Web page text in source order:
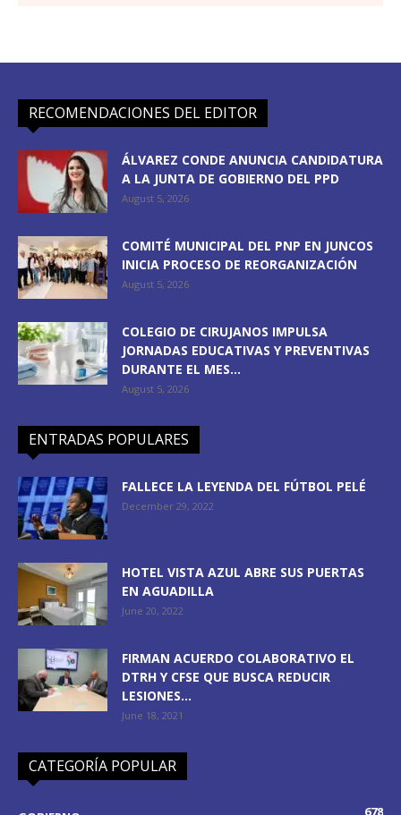
RECOMENDACIONES DEL EDITOR
ÁLVAREZ CONDE ANUNCIA CANDIDATURA
A LA JUNTA DE GOBIERNO DEL PPD
August 5, 2026
COMITÉ MUNICIPAL DEL PNP EN JUNCOS
INICIA PROCESO DE REORGANIZACIÓN
August 5, 2026
COLEGIO DE CIRUJANOS IMPULSA
JORNADAS EDUCATIVAS Y PREVENTIVAS
DURANTE EL MES...
August 5, 2026
ENTRADAS POPULARES
FALLECE LA LEYENDA DEL FÚTBOL PELÉ
December 29, 2022
HOTEL VISTA AZUL ABRE SUS PUERTAS
EN AGUADILLA
June 20, 2022
FIRMAN ACUERDO COLABORATIVO EL
DTRH Y CFSE QUE BUSCA REDUCIR
LESIONES...
June 18, 2021
CATEGORÍA POPULAR
678